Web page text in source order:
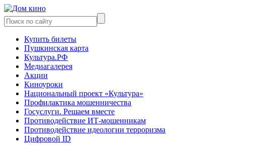
Купить билеты
Пушкинская карта
Культура.РФ
Медиагалерея
Акции
Киноуроки
Национальный проект «Культура»
Профилактика мошенничества
Госуслуги. Решаем вместе
Противодействие ИТ-мошенникам
Противодействие идеологии терроризма
Цифровой ID